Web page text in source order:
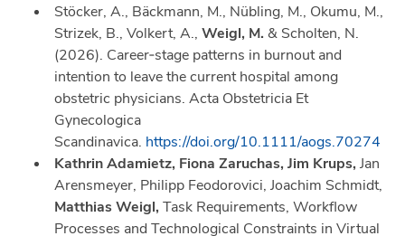
Stöcker, A., Bäckmann, M., Nübling, M., Okumu, M.,
Strizek, B., Volkert, A., Weigl, M. & Scholten, N.
(2026). Career‐stage patterns in burnout and
intention to leave the current hospital among
obstetric physicians. Acta Obstetricia Et
Gynecologica
Scandinavica. https://doi.org/10.1111/aogs.70274
Kathrin Adamietz, Fiona Zaruchas, Jim Krups, Jan
Arensmeyer, Philipp Feodorovici, Joachim Schmidt,
Matthias Weigl, Task Requirements, Workflow
Processes and Technological Constraints in Virtual